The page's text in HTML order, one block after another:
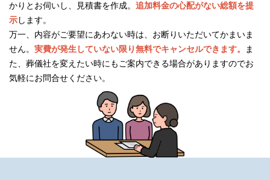
棺
遺影 遺影写真（カラー）
祭壇
アネックスに祭壇を用意してお
焼香用具・白木位牌を用意して
おります
葬儀社指定の骨壺をご利用いた
だけます
かりとお伺いし、見積書を作成。 追加料金の心配がない総額を提
示します。
万一、内容がご要望にあわない時は、お断りいただいてかまいま
せん。 実費が発生していない限り無料でキャンセルできます。
ま
た、葬儀社を変えたい時にもご案内できる場合がありますのでお
気軽にお問合せください。